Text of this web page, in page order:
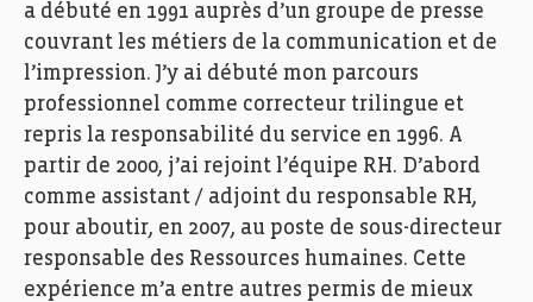
a débuté en 1991 auprès d’un groupe de presse
couvrant les métiers de la communication et de
l’impression. J’y ai débuté mon parcours
professionnel comme correcteur trilingue et
repris la responsabilité du service en 1996. A
partir de 2000, j’ai rejoint l’équipe RH. D’abord
comme assistant / adjoint du responsable RH,
pour aboutir, en 2007, au poste de sous-directeur
responsable des Ressources humaines. Cette
expérience m’a entre autres permis de mieux